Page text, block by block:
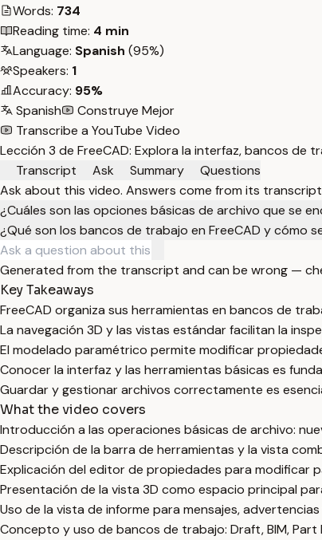
Words: 734
Reading time: 4 min
Language: Spanish (95%)
Speakers: 1
Accuracy: 95%
Spanish
Construye Mejor
Transcribe a YouTube Video
Lección 3 de FreeCAD: Explora la interfaz, bancos
Transcript
Ask Summary
Questions
Ask about this video. Answers come from its
¿Cuáles son las opciones básicas de archivo que se
¿Qué son los bancos de trabajo en FreeCAD y cómo
Generated from the transcript and can be wrong —
Key Takeaways
FreeCAD organiza sus herramientas en bancos de
La navegación 3D y las vistas estándar facilitan la
El modelado paramétrico permite modificar
Conocer la interfaz y las herramientas básicas es
Guardar y gestionar archivos correctamente es
What the video covers
Introducción a las operaciones básicas de archivo:
Descripción de la barra de herramientas y la vista
Explicación del editor de propiedades para modificar
Presentación de la vista 3D como espacio principal
Uso de la vista de informe para mensajes,
Concepto y uso de bancos de trabajo: Draft, BIM, Part